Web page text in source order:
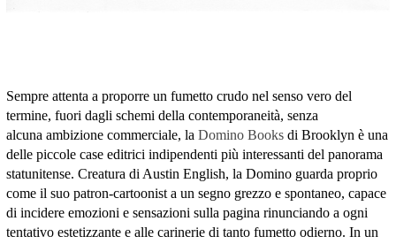
Sempre attenta a proporre un fumetto crudo nel senso vero del
termine, fuori dagli schemi della contemporaneità, senza
alcuna ambizione commerciale, la Domino Booksdi Brooklyn è una
delle piccole case editrici indipendenti più interessanti del panorama
statunitense. Creatura di Austin English, la Domino guarda proprio
come il suo patron-cartoonist a un segno grezzo e spontaneo, capace
di incidere emozioni e sensazioni sulla pagina rinunciando a ogni
tentativo estetizzante e alle carinerie di tanto fumetto odierno. In un